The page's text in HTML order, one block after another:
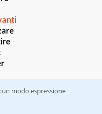
modo espressione